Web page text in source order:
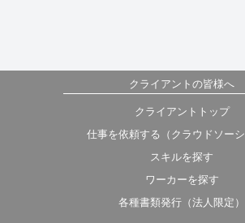
クライアントの皆様へ
クライアントトップ
仕事を依頼する（クラウドソーシ
スキルを探す
ワーカーを探す
各種書類発行（法人限定）